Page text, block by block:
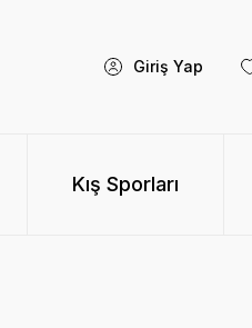
Giriş Yap
Kış Sporları